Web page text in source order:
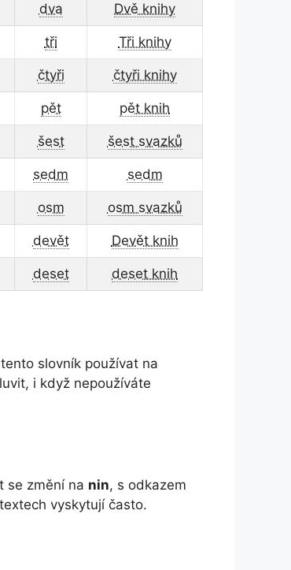
dva Dvě knihy
tři Tři knihy
čtyři čtyři knihy
pět pět knih
šest šest svazků
sedm sedm
osm osm svazků
devět Devět knih
deset deset knih
slovník používat na
i když nepoužíváte
se změní na nin, s odkazem
vyskytují často.